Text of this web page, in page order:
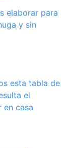
elaborar para
y sin
esta tabla de
el
en casa